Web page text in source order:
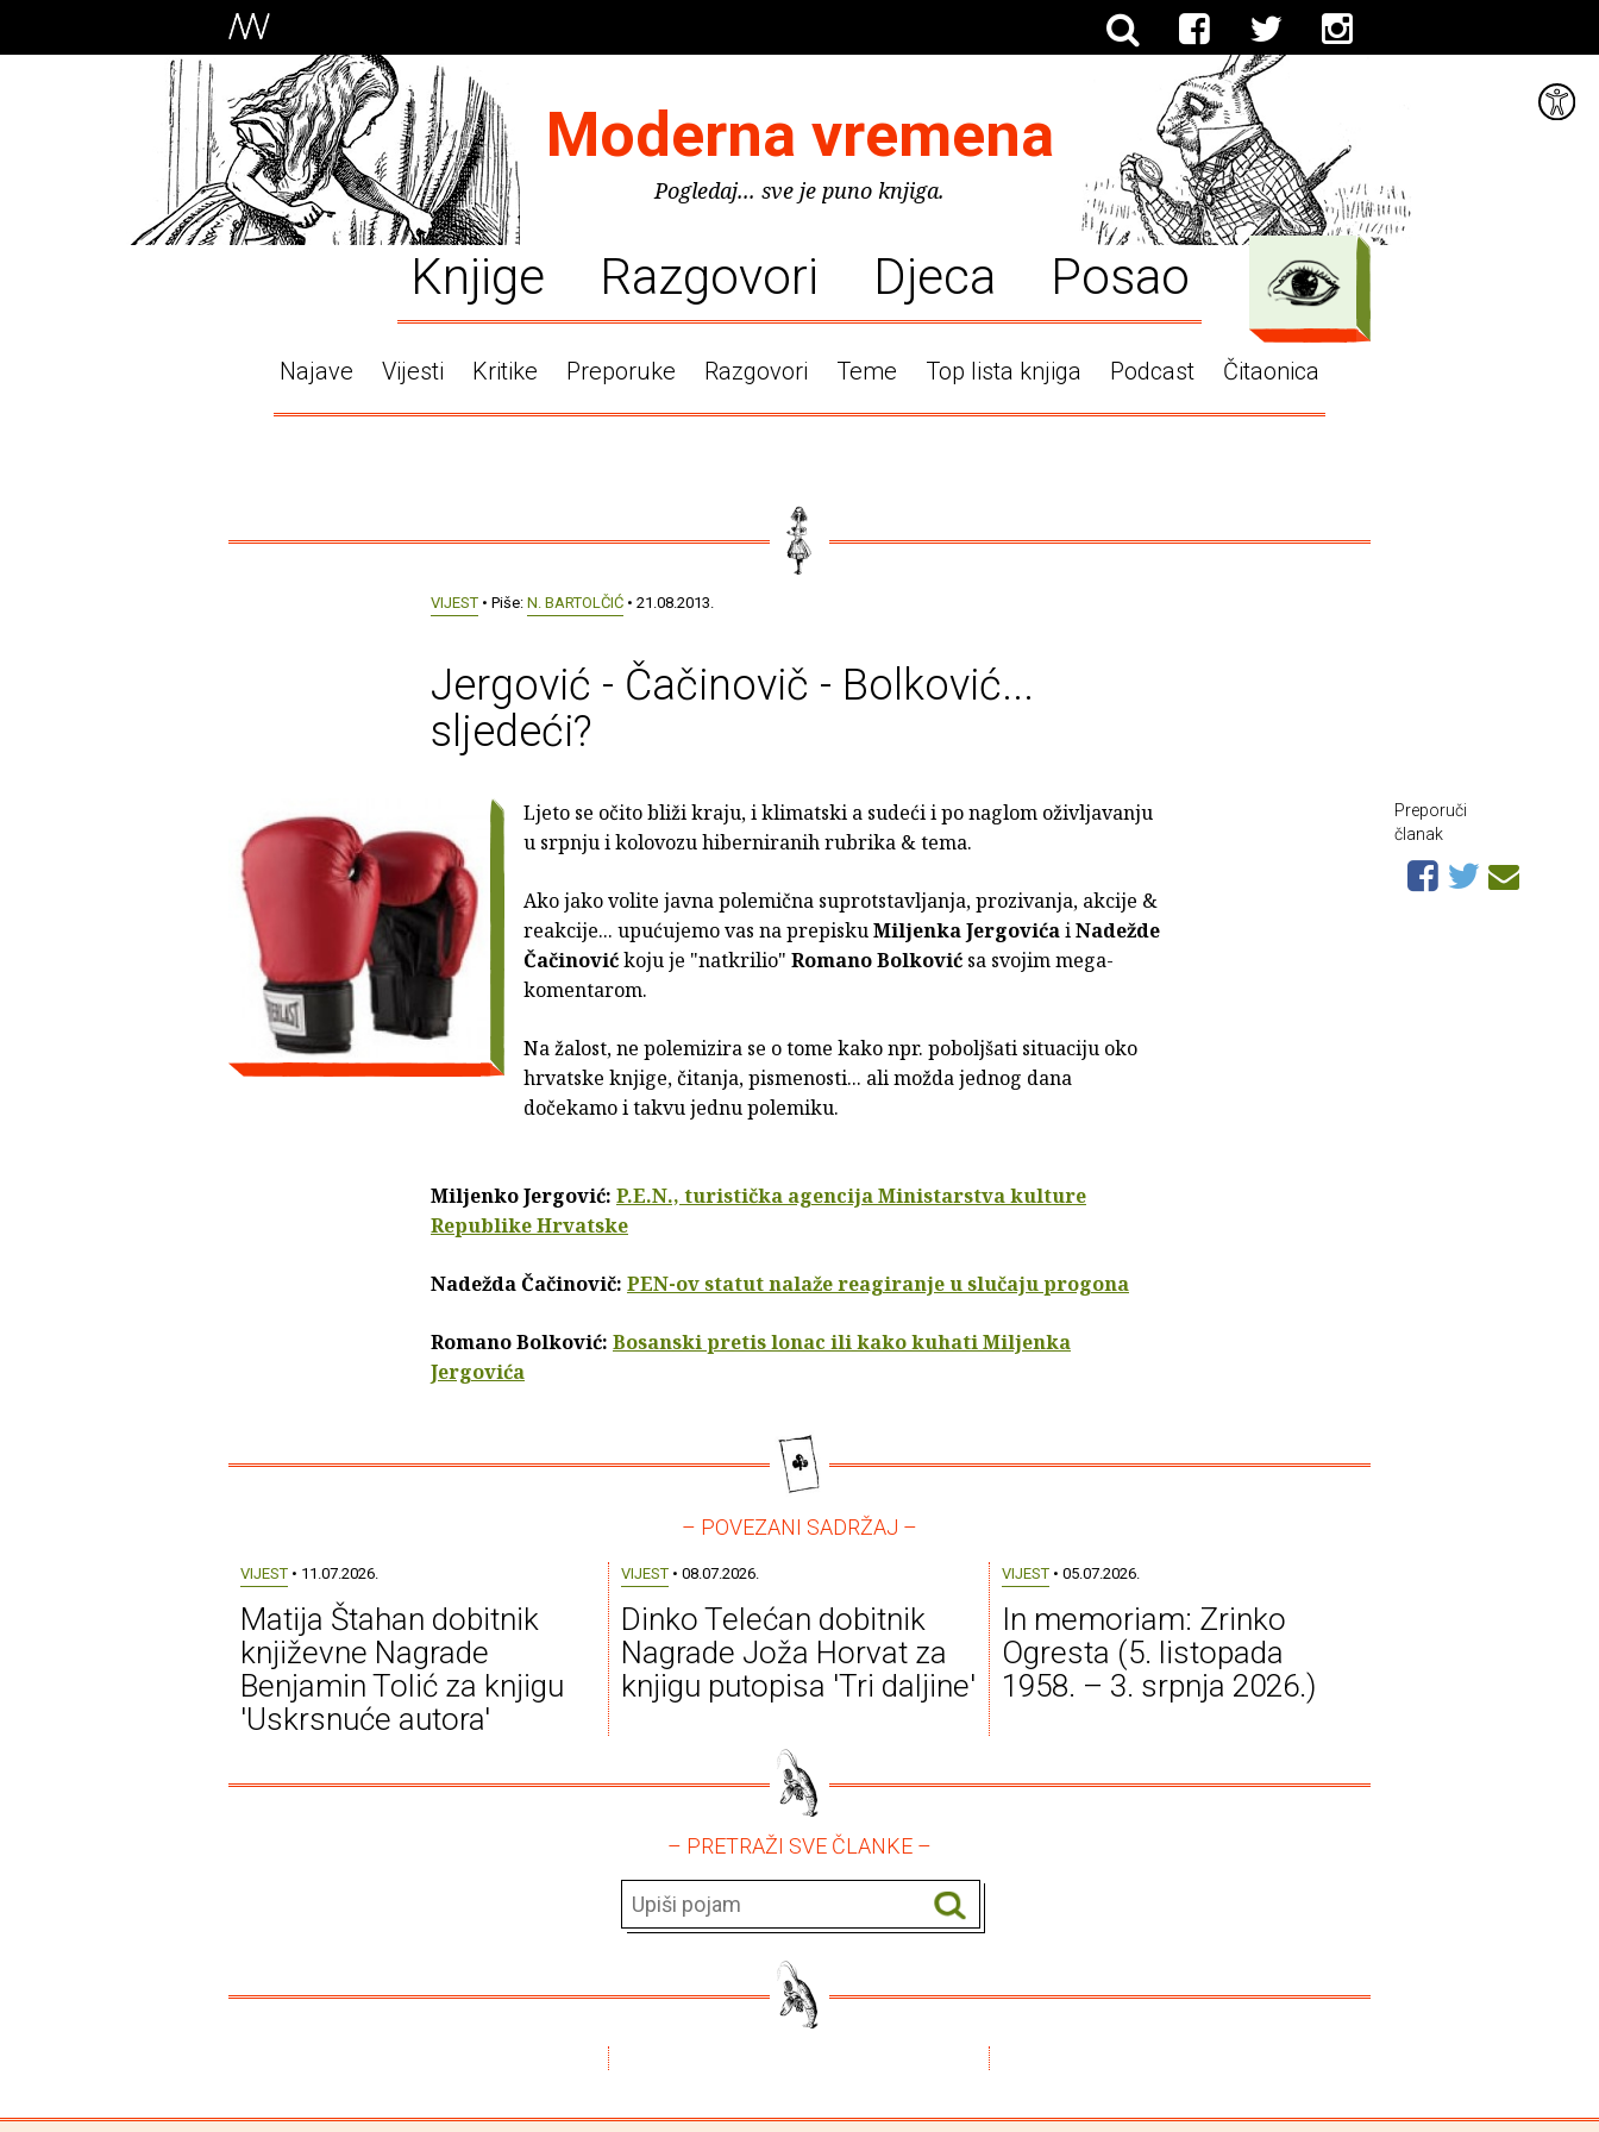
Moderna vremena
Pogledaj... sve je puno knjiga.
Knjige Razgovori Djeca Posao
Najave Vijesti Kritike Preporuke Razgovori Teme Top lista knjiga Podcast Čitaonica
VIJEST • Piše: N. BARTOLČIĆ • 21.08.2013.
Jergović - Čačinovič - Bolković...
sljedeći?
Ljeto se očito bliži kraju, i klimatski a sudeći i po naglom oživljavanju
u srpnju i kolovozu hiberniranih rubrika & tema.
Ako jako volite javna polemična suprotstavljanja, prozivanja, akcije &
reakcije... upućujemo vas na prepiskuMiljenka JergovićaiNadežde
Čačinovićkoju je "natkrilio" Romano Bolković sa svojim mega-
komentarom.
Na žalost, ne polemizira se o tome kako npr. poboljšati situaciju oko
hrvatske knjige, čitanja, pismenosti... ali možda jednog dana
dočekamo i takvu jednu polemiku.
Miljenko Jergović: P.E.N., turistička agencija Ministarstva kulture
Republike Hrvatske
Nadežda Čačinovič: PEN-ov statut nalaže reagiranje u slučaju progona
Romano Bolković: Bosanski pretis lonac ili kako kuhati Miljenka
Jergovića
Preporuči
članak
– POVEZANI SADRŽAJ –
VIJEST• 11.07.2026.
Matija Štahan dobitnik
književne Nagrade
Benjamin Tolić za knjigu
'Uskrsnuće autora'
VIJEST• 08.07.2026.
Dinko Telećan dobitnik
Nagrade Joža Horvat za
knjigu putopisa 'Tri daljine'
VIJEST• 05.07.2026.
In memoriam: Zrinko
Ogresta (5. listopada
1958. – 3. srpnja 2026.)
– PRETRAŽI SVE ČLANKE –